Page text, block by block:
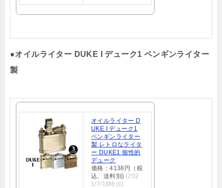
●オイルライター DUKE I デューク1 ペンギンライター
製
オイルライター D
UKE I デューク1
ペンギンライター
製 レトロなライタ
ー DUKE1 個性的
デューク
価格：4138円（税
込、送料別) (202
1/7/18時点)